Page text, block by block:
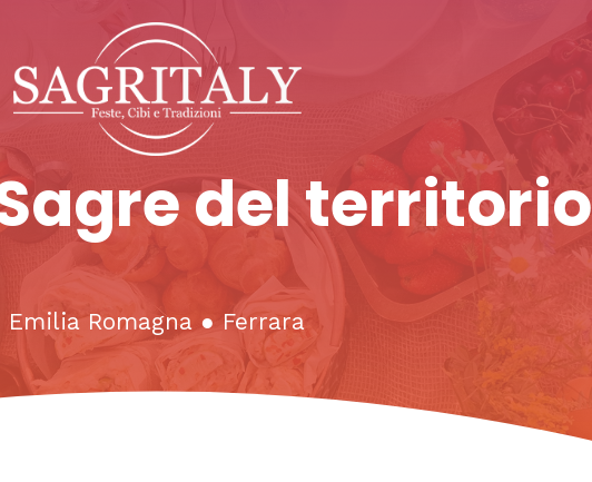
del territorio
Emilia Romagna ● Ferrara